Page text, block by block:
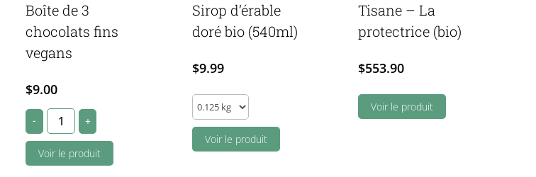
Boîte de 3
chocolats fins
vegans
$9.00
de
- +
Voir le produit
Sirop d’érable
doré bio (540ml)
$9.99
Sirop
d'érable
doréVoir le produit
Tisane – La
protectrice (bio)
$553.90
Voir le produit